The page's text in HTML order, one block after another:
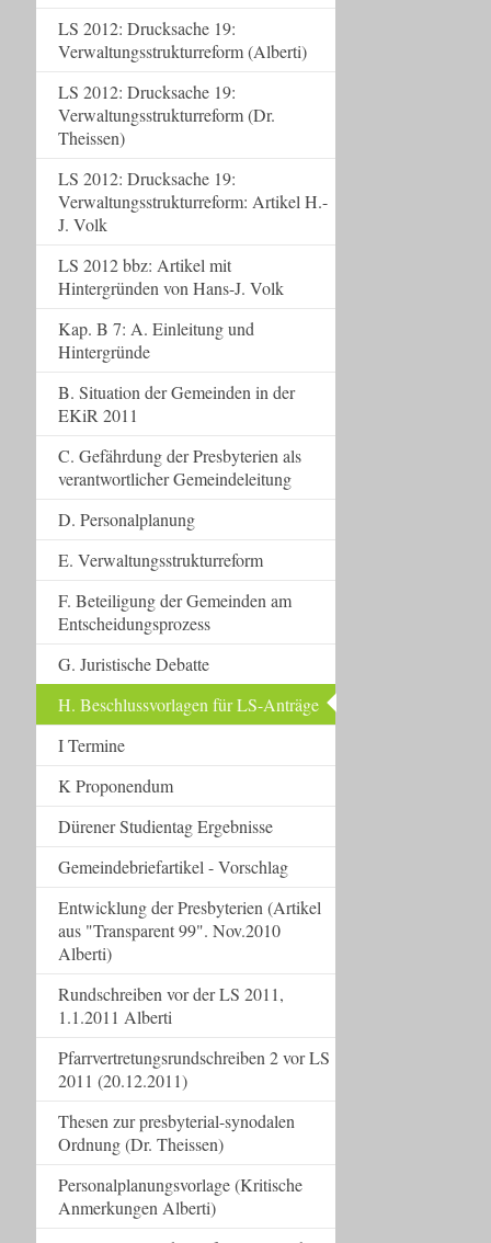
LS 2012: Drucksache 19:
Verwaltungsstrukturreform (Alberti)
LS 2012: Drucksache 19:
Verwaltungsstrukturreform (Dr.
Theissen)
LS 2012: Drucksache 19:
Verwaltungsstrukturreform: Artikel H.-
J. Volk
LS 2012 bbz: Artikel mit
Hintergründen von Hans-J. Volk
Kap. B 7: A. Einleitung und
Hintergründe
B. Situation der Gemeinden in der
EKiR 2011
C. Gefährdung der Presbyterien als
verantwortlicher Gemeindeleitung
D. Personalplanung
E. Verwaltungsstrukturreform
F. Beteiligung der Gemeinden am
Entscheidungsprozess
G. Juristische Debatte
H. Beschlussvorlagen für LS-Anträge
I Termine
K Proponendum
Dürener Studientag Ergebnisse
Gemeindebriefartikel - Vorschlag
Entwicklung der Presbyterien (Artikel
aus "Transparent 99". Nov.2010
Alberti)
Rundschreiben vor der LS 2011,
1.1.2011 Alberti
Pfarrvertretungsrundschreiben 2 vor LS
2011 (20.12.2011)
Thesen zur presbyterial-synodalen
Ordnung (Dr. Theissen)
Personalplanungsvorlage (Kritische
Anmerkungen Alberti)